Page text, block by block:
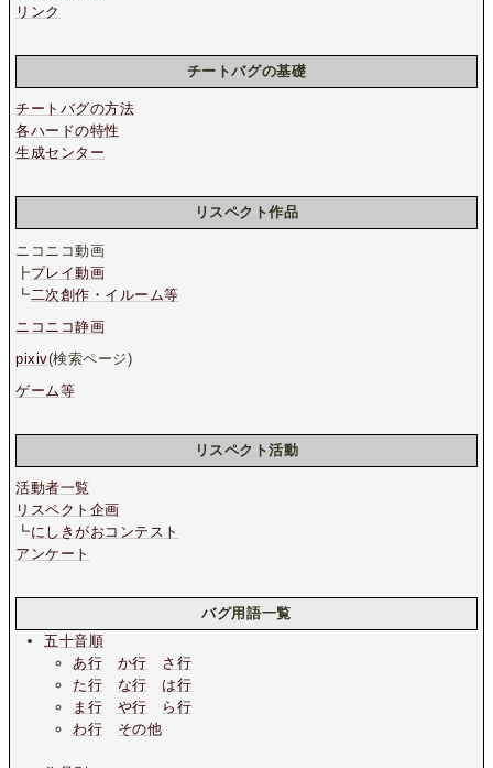
リンク
チートバグの基礎
チートバグの方法
各ハードの特性
生成センター
リスペクト作品
ニコニコ動画
┣プレイ動画
┗ 二次創作・イルーム等
ニコニコ静画
pixiv(検索ページ)
ゲーム等
リスペクト活動
活動者一覧
リスペクト企画
┗にしきがおコンテスト
アンケート
バグ用語一覧
五十音順
あ行
か行
さ行
た行
な行
は行
ま行
や行
ら行
わ行
その他